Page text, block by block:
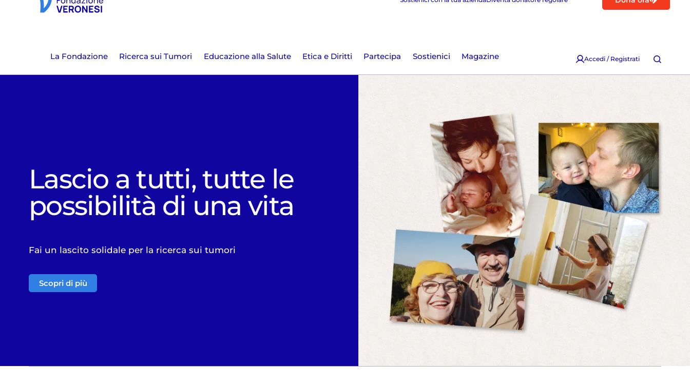
La Fondazione Ricerca sui Tumori Educazione alla Salute Etica e Diritti Partecipa Sostienici Magazine Accedi / Registrati
Lascio a tutti, tutte le
possibilità di una vita
Fai un lascito solidale per la ricerca sui tumori
Scopri di più